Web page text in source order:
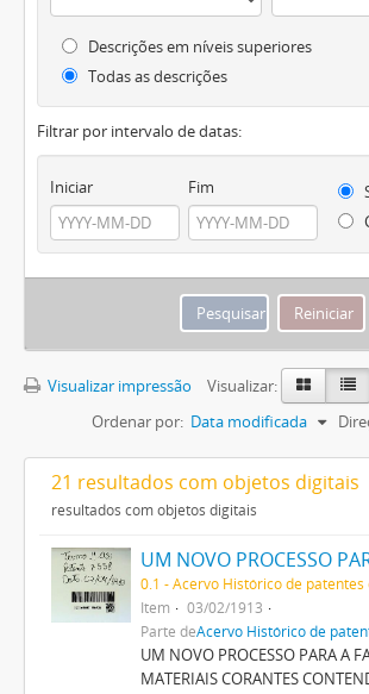
Descrições em níveis superiores
Todas as descrições
Filtrar por intervalo de datas:
Iniciar Fim
Visualizar impressão
Visualizar:
Ordenar por: Data modificada
21 resultados com objetos digitais
resultados com objetos digitais
0.1 - Acervo Histórico de patentes
Item
03/02/1913
Parte deAcervo Histórico de
UM NOVO PROCESSO PARA A
MATERIAIS CORANTES